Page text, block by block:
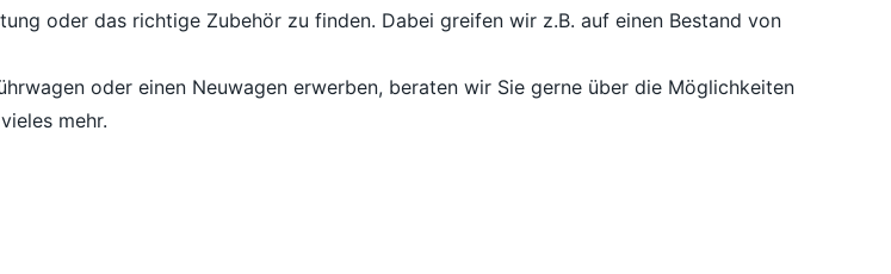
oder das richtige Zubehör zu finden. Dabei greifen wir z.B. auf einen Bestand von
oder einen Neuwagen erwerben, beraten wir Sie gerne über die Möglichkeiten
mehr.